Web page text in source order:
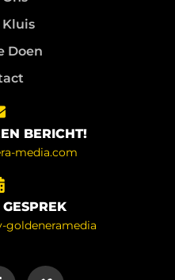
Doen
BERICHT!
media.com
goldeneramedia